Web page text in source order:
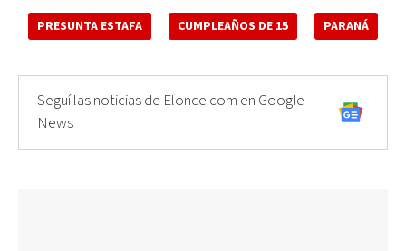
PRESUNTA ESTAFA CUMPLEAÑOS DE 15 PARANÁ
Seguí las noticias de Elonce.com en Google
News